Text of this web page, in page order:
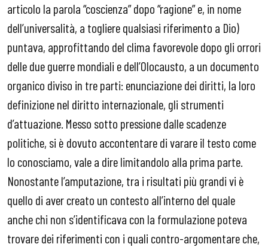
articolo la parola “coscienza” dopo “ragione” e, in nome
dell’universalità, a togliere qualsiasi riferimento a Dio)
puntava, approfittando del clima favorevole dopo gli orrori
delle due guerre mondiali e dell’Olocausto, a un documento
organico diviso in tre parti: enunciazione dei diritti, la loro
definizione nel diritto internazionale, gli strumenti
d’attuazione. Messo sotto pressione dalle scadenze
politiche, si è dovuto accontentare di varare il testo come
lo conosciamo, vale a dire limitandolo alla prima parte.
Nonostante l’amputazione, tra i risultati più grandi vi è
quello di aver creato un contesto all’interno del quale
anche chi non s’identificava con la formulazione poteva
trovare dei riferimenti con i quali contro-argomentare che,